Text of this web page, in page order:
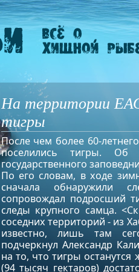
На территории
тигры
После чем более 60-
поселились тигры. Об
государственного
По его словам, в ходе
сначала обнаружили
сопровождал подросший
следы крупного самца.
соседних территорий - из
известно, лишь там
подчеркнул Александр
на то, что тигры
(94 тысяч гектаров)